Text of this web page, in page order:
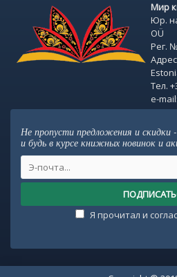
Мир
Юр.
OÜ
Рег.
Тел.
e-
Не пропусти предложения и скидки
и будь в курсе книжных новинок и
Я прочитал и